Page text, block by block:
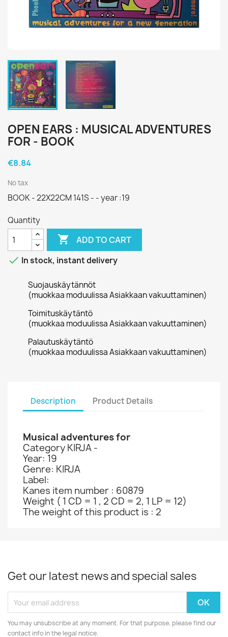
OPEN EARS : MUSICAL ADVENTURES
FOR - BOOK
€8.84
No tax
BOOK - 22X22CM 141S - - year :19
Quantity
 ADD TO CART
 In stock, instant delivery
Suojauskäytännöt
(muokkaa moduulissa Asiakkaan vakuuttaminen)
Toimituskäytäntö
(muokkaa moduulissa Asiakkaan vakuuttaminen)
Palautuskäytäntö
(muokkaa moduulissa Asiakkaan vakuuttaminen)
Description Product Details
Musical adventures for
Category KIRJA -
Year: 19
Genre: KIRJA
Label:
Kanes item number : 60879
Weight ( 1 CD = 1 , 2 CD = 2, 1 LP = 12)
The weight of this product is : 2
Get our latest news and special sales
You may unsubscribe at any moment. For that purpose, please find our
contact info in the legal notice.